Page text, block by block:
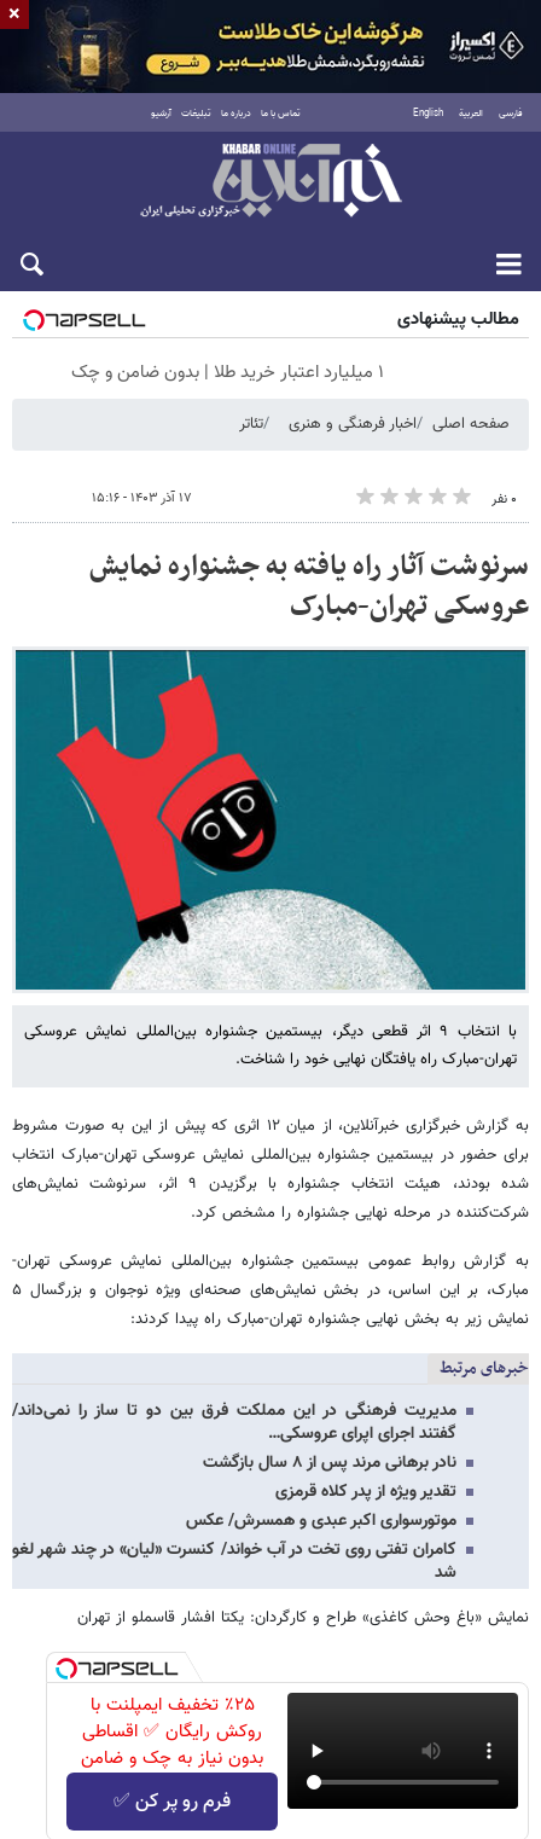
فارسی العربية English تماس با ما درباره ما تبلیغات آرشیو
جمعه ۱۶ مرداد ۱۴۰۵
مطالب پیشنهادی
۱ میلیارد اعتبار خرید طلا | بدون ضامن و چک
صفحه اصلی اخبار فرهنگی و هنری تئاتر
۰ نفر ۱۷ آذر ۱۴۰۳ - ۱۵:۱۶
سرنوشت آثار راه یافته به جشنواره نمایش
عروسکی تهران-مبارک
با انتخاب ۹ اثر قطعی دیگر، بیستمین جشنواره بین‌المللی نمایش عروسکی
تهران-مبارک راه یافتگان نهایی خود را شناخت.
به گزارش خبرگزاری خبرآنلاین، از میان ۱۲ اثری که پیش از این به صورت مشروط
برای حضور در بیستمین جشنواره بین‌المللی نمایش عروسکی تهران-مبارک انتخاب
شده بودند، هیئت انتخاب جشنواره با برگزیدن ۹ اثر، سرنوشت نمایش‌های
شرکت‌کننده در مرحله نهایی جشنواره را مشخص کرد.
به گزارش روابط عمومی بیستمین جشنواره بین‌المللی نمایش عروسکی تهران-
مبارک، بر این اساس، در بخش نمایش‌های صحنه‌ای ویژه نوجوان و بزرگسال ۵
نمایش‌ زیر به بخش نهایی جشنواره تهران-مبارک راه پیدا کردند:
خبرهای مرتبط
مدیریت فرهنگی در این مملکت فرق بین دو تا ساز را نمی‌داند/
گفتند اجرای اپرای عروسکی…
نادر برهانی مرند پس از ۸ سال بازگشت
تقدیر ویژه از پدر کلاه قرمزی
موتورسواری اکبر عبدی و همسرش/ عکس
کامران تفتی روی تخت در آب خواند/ کنسرت «لیان» در چند شهر لغو
شد
نمایش «باغ وحش کاغذی» طراح و کارگردان: یکتا افشار قاسملو از تهران
٪۲۵ تخفیف ایمپلنت با
روکش رایگان ✅ اقساطی
بدون نیاز به چک و ضامن
فرم رو پر کن ✅
×